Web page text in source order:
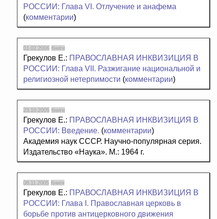
РОССИИ: Глава VI. Отлучение и анафема
(комментарии)
01.02.2006 Книги
Грекулов Е.: ПРАВОСЛАВНАЯ ИНКВИЗИЦИЯ В
РОССИИ: Глава VII. Разжигание национальной и
религиозной нетерпимости (комментарии)
23.10.2005 Книги
Грекулов Е.: ПРАВОСЛАВНАЯ ИНКВИЗИЦИЯ В
РОССИИ: Введение. (комментарии)
Академия наук СССР. Научно-популярная серия.
Издательство «Наука». М.: 1964 г.
08.11.2005 Книги
Грекулов Е.: ПРАВОСЛАВНАЯ ИНКВИЗИЦИЯ В
РОССИИ: Глава I. Православная церковь в
борьбе против антицерковного движения